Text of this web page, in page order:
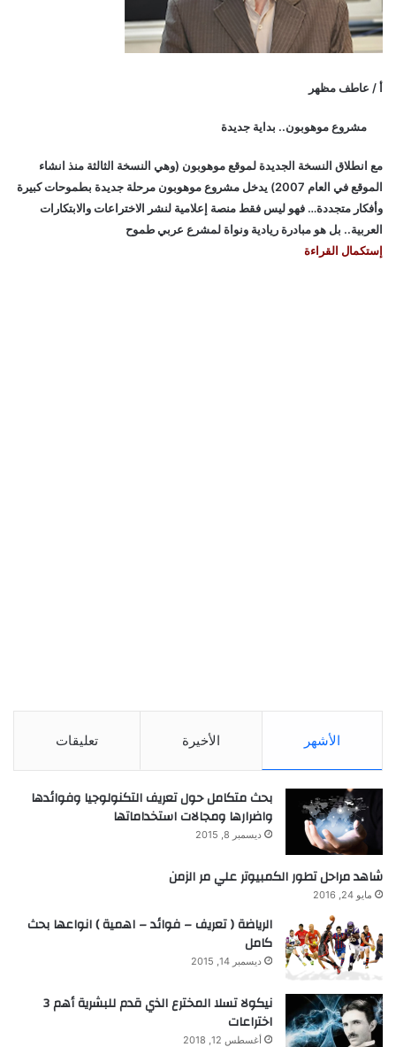
أ / عاطف مظهر
مشروع موهوبون.. بداية جديدة
مع انطلاق النسخة الجديدة لموقع موهوبون (وهي النسخة الثالثة منذ انشاء
الموقع في العام 2007) يدخل مشروع موهوبون مرحلة جديدة بطموحات كبيرة
وأفكار متجددة… فهو ليس فقط منصة إعلامية لنشر الاختراعات والابتكارات
العربية.. بل هو مبادرة ريادية ونواة لمشرع عربي طموح
إستكمال القراءة
الأشهر الأخيرة تعليقات
بحث متكامل حول تعريف التكنولوجيا وفوائدها
واضرارها ومجالات استخداماتها
ديسمبر 8, 2015
شاهد مراحل تطور الكمبيوتر علي مر الزمن
مايو 24, 2016
الرياضة ( تعريف – فوائد – اهمية ) انواعها بحث
كامل
ديسمبر 14, 2015
نيكولا تسلا المخترع الذي قدم للبشرية أهم 3
اختراعات
أغسطس 12, 2018